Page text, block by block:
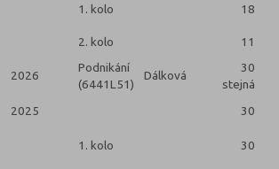
1. kolo
18
2. kolo 11
2026
Podnikání
(6441L51)
Dálková
30
stejná
2025 30
1. kolo
30